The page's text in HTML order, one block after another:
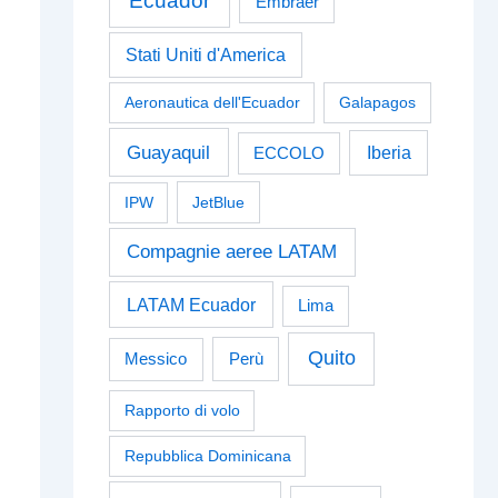
Stati Uniti d'America
Aeronautica dell'Ecuador Galapagos
Guayaquil ECCOLO Iberia
IPW JetBlue
Compagnie aeree LATAM
LATAM Ecuador Lima
Messico Perù Quito
Rapporto di volo
Repubblica Dominicana